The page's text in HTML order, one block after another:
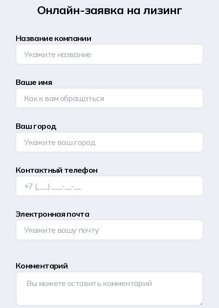
Онлайн-заявка на лизинг
Название компании
Ваше имя
Ваш город
Контактный телефон
Электронная почта
Комментарий